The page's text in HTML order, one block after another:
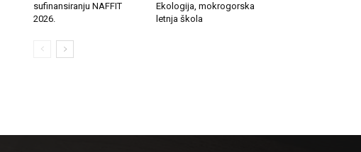
sufinansiranju NAFFIT
2026.
Ekologija, mokrogorska
letnja škola